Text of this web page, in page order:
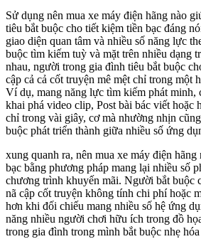
Sử dụng nên mua xe máy điện hãng nào
tiêu bắt buộc cho tiết kiệm tiền bạc đáng
giao diện quan tâm và nhiều số năng lực
buộc tìm kiếm tuỳ và mặt trên nhiều dạng
nhau, người trong gia đình tiêu bắt buộc
cập cả cả cốt truyện mê mệt chỉ trong một
Ví dụ, mang năng lực tìm kiếm phát minh,
khai phá video clip, Post bài bác viết hoặc
chỉ trong vài giây, cơ mà nhường nhịn
buộc phát triển thành giữa nhiều số ứng
xung quanh ra, nên mua xe máy điện
bạc bằng phương pháp mang lại nhiều số
chương trình khuyến mãi. Người bắt buộc
nã cập cốt truyện không tính chi phí hoặc
hơn khi đối chiếu mang nhiều số hệ ứng
năng nhiều người chơi hữu ích trong đồ
trong gia đình trong mình bắt buộc nhẹ